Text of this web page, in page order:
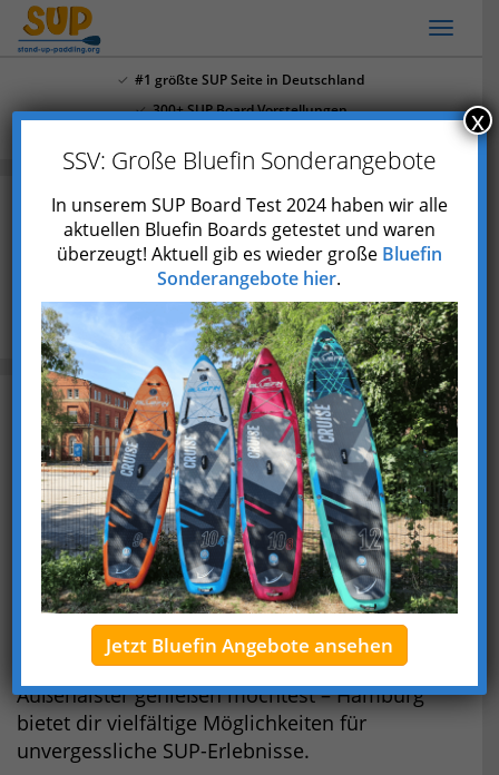
Skip
content
#1 größte SUP Seite in Deutschland
300+ SUP Board Vorstellungen
SUP Hamburg: Die 15 besten SUP
Touren + SUP Stationen
Blog
SUP Hamburg: Die 15 besten SUP Touren + SUP
Stationen
Zuletzt aktualisiert am 9. Juli 2023
Entdecke Hamburgs Wasserwege auf eine ganz
neue Art und Weise.
In diesem Artikel zeigen wir dir die besten SUP-
Touren und Stationen Hamburgs.
Egal, ob du die idyllischen Alsterkanäle
erkunden oder eine City-Tour auf der
Außenalster genießen möchtest – Hamburg
bietet dir vielfältige Möglichkeiten für
unvergessliche SUP-Erlebnisse.
SSV: Große Bluefin Sonderangebote
In unserem SUP Board Test 2024 haben wir alle
aktuellen Bluefin Boards getestet und waren
überzeugt! Aktuell gib es wieder große Bluefin
Sonderangebote hier.
Jetzt Bluefin Angebote ansehen
x